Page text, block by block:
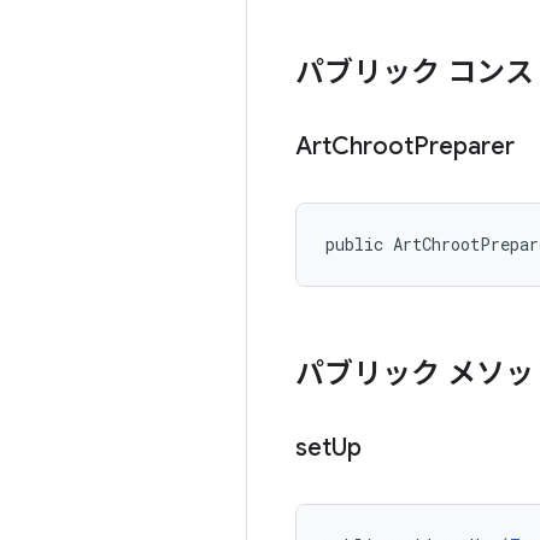
パブリック コン
ArtChrootPreparer
public
パブリック メソッ
setUp